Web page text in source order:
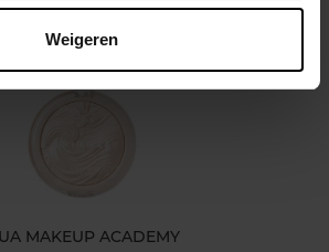
Weigeren
MAKEUP ACADEMY